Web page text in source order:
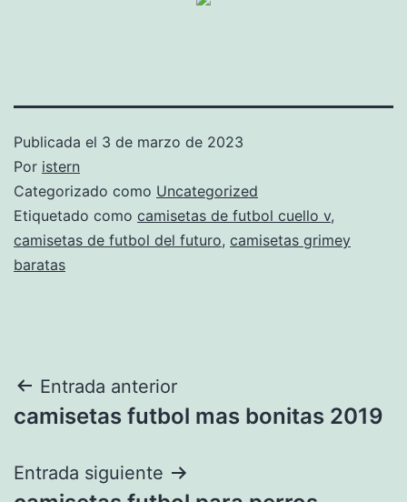
Publicada el 3 de marzo de 2023
Por istern
Categorizado como Uncategorized
Etiquetado como camisetas de futbol cuello v,
camisetas de futbol del futuro, camisetas grimey
baratas
Navegación
de
entradas
Entrada anterior
camisetas futbol mas bonitas 2019
Entrada siguiente